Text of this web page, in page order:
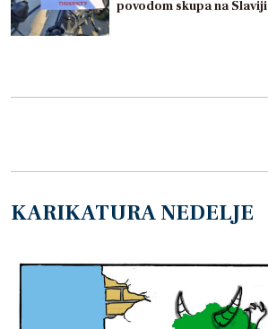
povodom skupa na Slaviji
KARIKATURA NEDELJE